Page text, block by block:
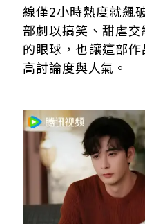
線僅2小時熱度就飆
部劇以搞笑、甜虐
的眼球，也讓這部
高討論度與人氣。